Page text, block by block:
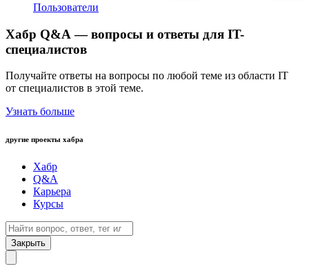
Пользователи
Хабр Q&A — вопросы и ответы для IT-
специалистов
Получайте ответы на вопросы по любой теме из области IT
от специалистов в этой теме.
Узнать больше
другие проекты хабра
Хабр
Q&A
Карьера
Курсы
Закрыть